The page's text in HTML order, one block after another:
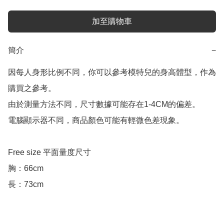
加至購物車
簡介 −
因每人身形比例不同，你可以參考模特兒的身高體型，作為
購買之參考。
由於測量方法不同，尺寸數據可能存在1-4CM的偏差。
電腦顯示器不同，商品顏色可能有輕微色差現象。
Free size 平面量度尺寸
胸：66cm
長：73cm